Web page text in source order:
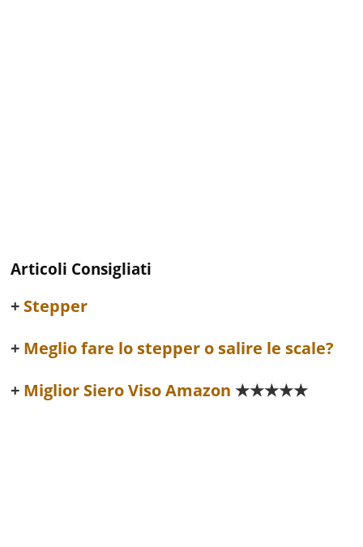
Articoli Consigliati
Stepper
Meglio fare lo stepper o salire le scale?
Miglior Siero Viso Amazon ★★★★★